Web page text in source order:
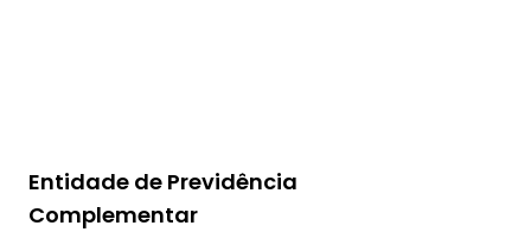
Entidade de Previdência
Complementar